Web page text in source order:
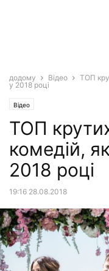
додому Відео
ТОП
у 2018 році
Відео
ТОП
комедій,
2018 році
19:16 28.08.2018